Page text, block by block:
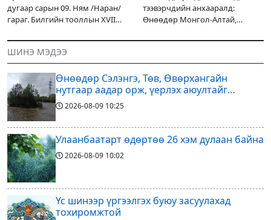
дугаар сарын 09. Ням /Наран/
гараг. Билгийн тооллын XVII
гал Морин жилийн Зуны адаг
хөхөгчин хонь сарын шинийн
19, Адъяа /Наран/
тээвэрчдийн анхааралд:
Өнөөдөр Монгол-Алтай,
уулархаг нутгаар бороо, дуу
орох тул голуудын усны
түвшин нэмэгдэх, нөөлөг
ШИНЭ МЭДЭЭ
Өнөөдөр Сэлэнгэ, Төв, Өвөрхангайн
нутгаар аадар орж, үерлэх аюултайг
анхааруулав
2026-08-09 10:25
Улаанбаатарт өдөртөө 26 хэм дулаан байна
2026-08-09 10:02
Үс шинээр үргээлгэх буюу засуулахад
тохиромжтой